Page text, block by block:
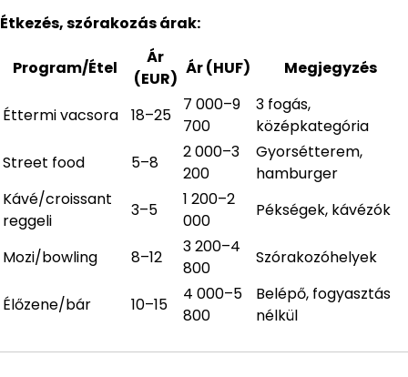
Étkezés, szórakozás árak:
Program/Étel
Ár
(EUR)
Ár (HUF) Megjegyzés
Éttermi vacsora 18–25
7 000–9
700
3 fogás,
középkategória
Street food
5–8
2 000–3
200
Gyorsétterem,
hamburger
Kávé/croissant
reggeli
3–5
1 200–2
000
Pékségek, kávézók
Mozi/bowling 8–12
3 200–4
800
Szórakozóhelyek
Élőzene/bár 10–15
4 000–5
800
Belépő, fogyasztás
nélkül